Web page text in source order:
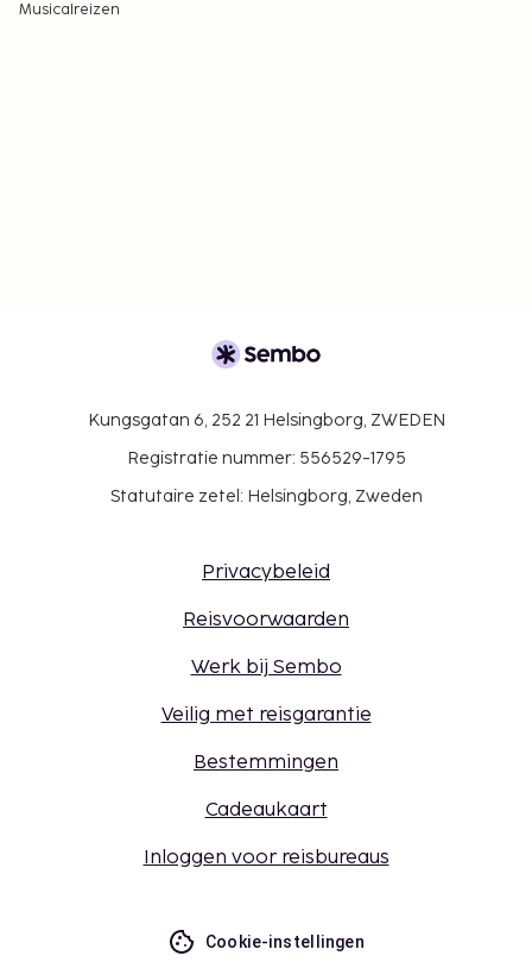
Musicalreizen
Kungsgatan 6, 252 21 Helsingborg, ZWEDEN
Registratie nummer: 556529-1795
Statutaire zetel: Helsingborg, Zweden
Privacybeleid
Reisvoorwaarden
Werk bij Sembo
Veilig met reisgarantie
Bestemmingen
Cadeaukaart
Inloggen voor reisbureaus
Cookie-instellingen